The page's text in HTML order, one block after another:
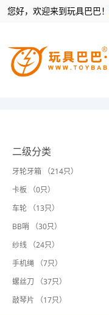
您好，欢迎来到玩具巴巴！
二级分类
牙轮牙箱 （214只）
卡板 （0只）
车轮 （13只）
BB哨 （30只）
纱线 （24只）
手机绳 （7只）
螺丝刀 （37只）
敲琴片 （17只）